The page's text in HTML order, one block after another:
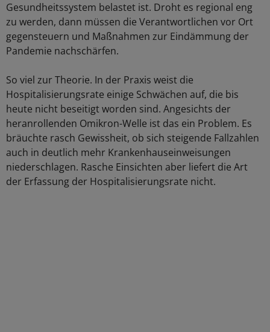
Gesundheitssystem belastet ist. Droht es regional eng
zu werden, dann müssen die Verantwortlichen vor Ort
gegensteuern und Maßnahmen zur Eindämmung der
Pandemie nachschärfen.
So viel zur Theorie. In der Praxis weist die
Hospitalisierungsrate einige Schwächen auf, die bis
heute nicht beseitigt worden sind. Angesichts der
heranrollenden Omikron-Welle ist das ein Problem. Es
bräuchte rasch Gewissheit, ob sich steigende Fallzahlen
auch in deutlich mehr Krankenhauseinweisungen
niederschlagen. Rasche Einsichten aber liefert die Art
der Erfassung der Hospitalisierungsrate nicht.